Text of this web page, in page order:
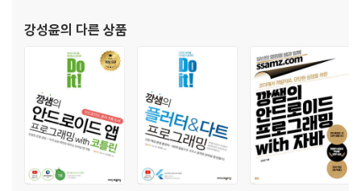
04장 코틀린 객체지향 프로그래밍
__04-1 클래스와 생성자
__04-2 클래스를 재사용하는 상속
__04-3 코틀린의 클래스 종류
05장 코틀린의 유용한 기법
__05-1 람다 함수와 고차 함수
강성윤의 다른 상품